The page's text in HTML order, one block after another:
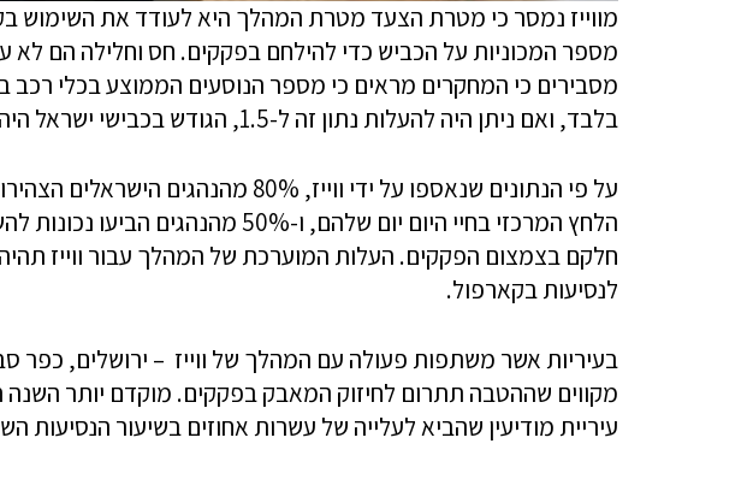
מווייז נמסר כי מטרת הצעד מטרת המהלך היא לעודד את השימוש
מספר המכוניות על הכביש כדי להילחם בפקקים. חס וחלילה הם לא
בלבד, ואם ניתן היה להעלות נתון זה ל-1.5, הגודש בכבישי ישראל היה פוחת בצורה ניכרת.
על פי הנתונים שנאספו על ידי ווייז, 80%
הלחץ המרכזי בחיי היום יום שלהם, ו-50%
חלקם בצמצום הפקקים. העלות המוערכת של המהלך עבור ווייז
לנסיעות בקארפול.
בעיריות אשר משתפות פעולה עם המהלך של ווייז – ירושלים, כפר
מקווים שההטבה תתרום לחיזוק המאבק בפקקים. מוקדם יותר השנה
עיריית מודיעין שהביא לעלייה של עשרות אחוזים בשיעור הנסיעות